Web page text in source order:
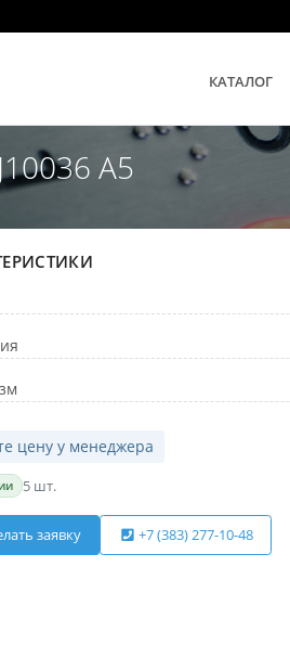
КАТАЛОГ
A5
цену у менеджера
5 шт.
заявку +7 (383) 277-10-48